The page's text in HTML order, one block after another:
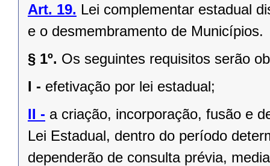
Art. 19. Lei complementar estadual
e o desmembramento de Municípios.
§ 1º. Os seguintes requisitos serão
I - efetivação por lei estadual;
II - a criação, incorporação, fusão e
Lei Estadual, dentro do período
dependerão de consulta prévia,